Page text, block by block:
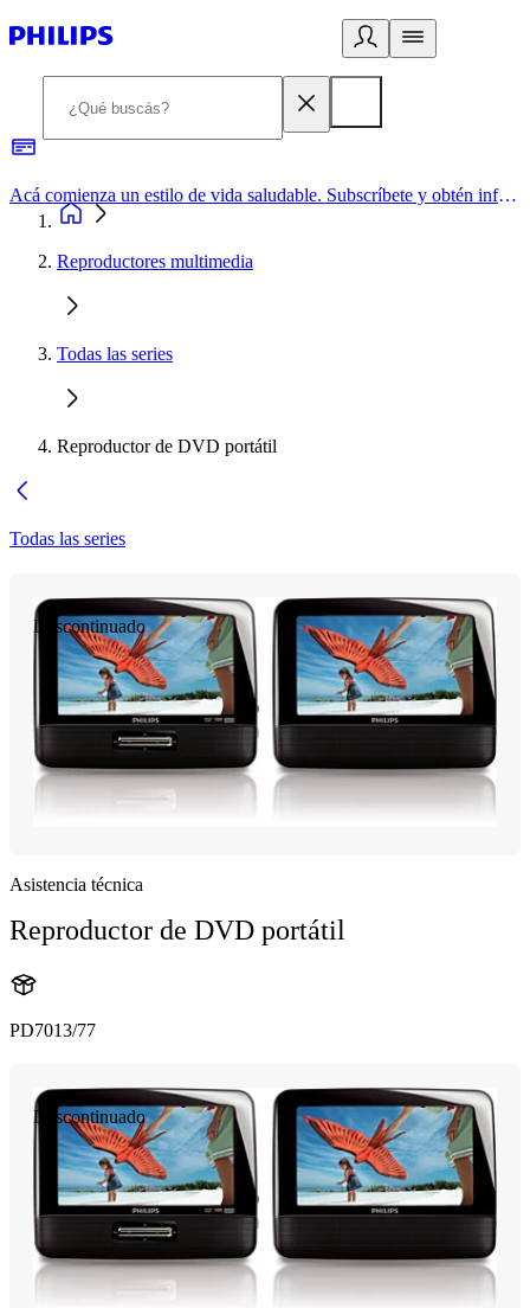
Acá comienza un estilo de vida saludable. Subscríbete y obtén información de primera mano
Reproductores multimedia
Todas las series
Reproductor de DVD portátil
Todas las series
Descontinuado
Asistencia técnica
Reproductor de DVD portátil
PD7013/77
Descontinuado